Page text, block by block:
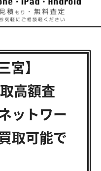
宮】
高額査
ットワー
取可能で